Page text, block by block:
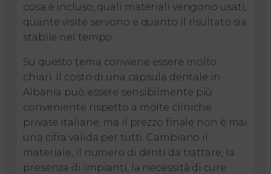
cosa è incluso, quali materiali vengono usati,
quante visite servono e quanto il risultato sia
stabile nel tempo.
Su questo tema conviene essere molto
chiari. Il costo di una capsula dentale in
Albania può essere sensibilmente più
conveniente rispetto a molte cliniche
private italiane, ma il prezzo finale non è mai
una cifra valida per tutti. Cambiano il
materiale, il numero di denti da trattare, la
presenza di impianti, la necessità di cure